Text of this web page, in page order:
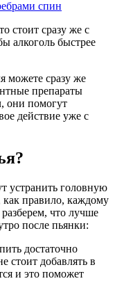
спин
стоит сразу же с
алкоголь быстрее
можете сразу же
препараты
они помогут
действие уже с
устранить головную
как правило, каждому
что лучше
после пьянки:
достаточно
стоит добавлять в
и это поможет